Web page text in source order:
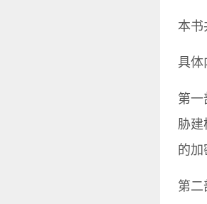
本书
具体
第一
胁建
的加
第二